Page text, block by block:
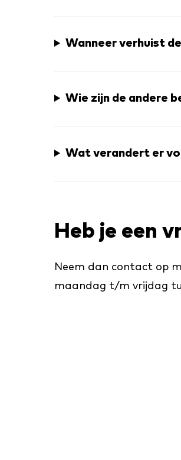
Wanneer verhuist
Wie zijn de andere
Wat verandert er
Heb je een
Neem dan contact op
maandag t/m vrijdag